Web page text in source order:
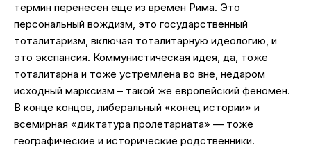
термин перенесен еще из времен Рима. Это
персональный вождизм, это государственный
тоталитаризм, включая тоталитарную идеологию, и
это экспансия. Коммунистическая идея, да, тоже
тоталитарна и тоже устремлена во вне, недаром
исходный марксизм – такой же европейский феномен.
В конце концов, либеральный «конец истории» и
всемирная «диктатура пролетариата» — тоже
географические и исторические родственники.